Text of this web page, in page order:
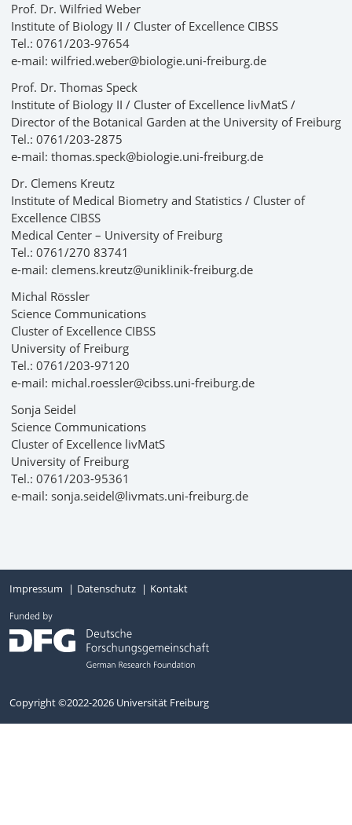
Prof. Dr. Wilfried Weber
Institute of Biology II / Cluster of Excellence CIBSS
Tel.: 0761/203-97654
e-mail: wilfried.weber@biologie.uni-freiburg.de
Prof. Dr. Thomas Speck
Institute of Biology II / Cluster of Excellence livMatS /
Director of the Botanical Garden at the University of Freiburg
Tel.: 0761/203-2875
e-mail: thomas.speck@biologie.uni-freiburg.de
Dr. Clemens Kreutz
Institute of Medical Biometry and Statistics / Cluster of
Excellence CIBSS
Medical Center – University of Freiburg
Tel.: 0761/270 83741
e-mail: clemens.kreutz@uniklinik-freiburg.de
Michal Rössler
Science Communications
Cluster of Excellence CIBSS
University of Freiburg
Tel.: 0761/203-97120
e-mail: michal.roessler@cibss.uni-freiburg.de
Sonja Seidel
Science Communications
Cluster of Excellence livMatS
University of Freiburg
Tel.: 0761/203-95361
e-mail: sonja.seidel@livmats.uni-freiburg.de
Impressum Datenschutz Kontakt
Copyright ©2022-2026 Universität Freiburg